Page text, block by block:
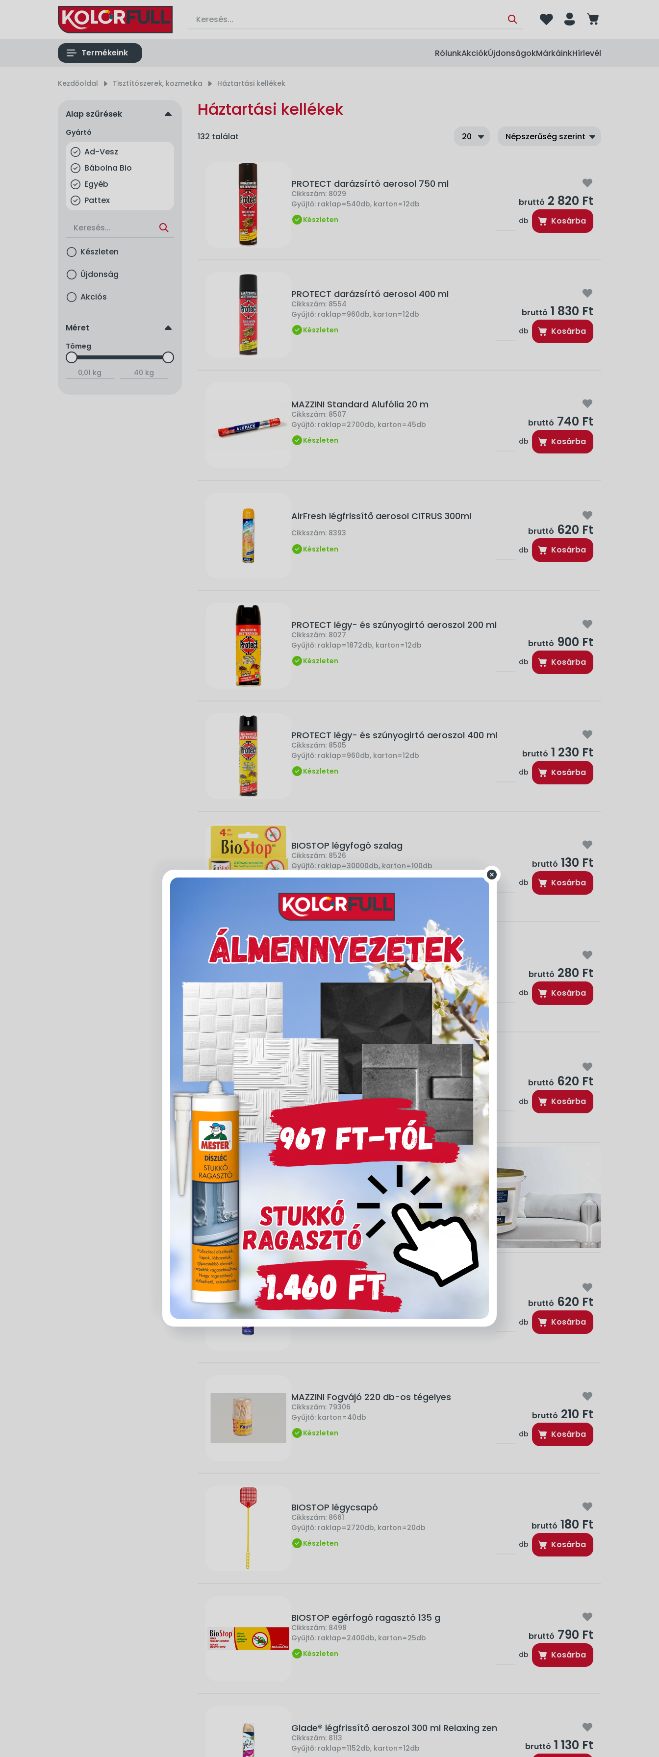
heart person cart
list Termékeink RólunkAkciókÚjdonságokMárkáinkHírlevél
Kezdőoldal right_small Tisztítószerek, kozmetika right_small Háztartási kellékek
Háztartási kellékek
132 találat
PROTECT darázsírtó aerosol 750 ml
Cikkszám: 8029
Gyűjtő: raklap=540db, karton=12db bruttó 2 820 Ft
Készleten db Kosárba
PROTECT darázsírtó aerosol 400 ml
Cikkszám: 8554
Gyűjtő: raklap=960db, karton=12db bruttó 1 830 Ft
Készleten db Kosárba
MAZZINI Standard Alufólia 20 m
Cikkszám: 8507
Gyűjtő: raklap=2700db, karton=45db bruttó 740 Ft
Készleten db Kosárba
AirFresh légfrissítő aerosol CITRUS 300ml
Cikkszám: 8393 bruttó 620 Ft
Készleten db Kosárba
PROTECT légy- és szúnyogirtó aeroszol 200 ml
Cikkszám: 8027
Gyűjtő: raklap=1872db, karton=12db bruttó 900 Ft
Készleten db Kosárba
PROTECT légy- és szúnyogirtó aeroszol 400 ml
Cikkszám: 8505
Gyűjtő: raklap=960db, karton=12db bruttó 1 230 Ft
Készleten db Kosárba
BIOSTOP légyfogó szalag
Cikkszám: 8526
Gyűjtő: raklap=30000db, karton=100db bruttó 130 Ft
db Kosárba
MAZZINI Frisspack 20 m
Cikkszám:8991
raklap=2160db, karton=35db bruttó 280 Ft
Készleten db Kosárba
AirFresh légfrissítő aerosol ÓCEÁN 300ml
Cikkszám:8394 bruttó 620 Ft
Készleten db Kosárba
AirFresh légfrissítő aerosol ORGONA 300ml
bruttó 620 Ft
Készleten db Kosárba
MAZZINI Fogvájó 220 db-os tégelyes
Cikkszám: 79306
Gyűjtő: karton=40db bruttó 210 Ft
Készleten db Kosárba
BIOSTOP légycsapó
Cikkszám: 8661
Gyűjtő: raklap=2720db, karton=20db bruttó 180 Ft
Készleten db Kosárba
BIOSTOP egérfogó ragasztó 135 g
Cikkszám: 8498
Gyűjtő: raklap=2400db, karton=25db bruttó 790 Ft
Készleten db Kosárba
Glade® légfrissítő aeroszol 300 ml Relaxing zen
Cikkszám: 8113
Gyűjtő: raklap=1152db, karton=12db bruttó 1 130 Ft
Alap szűrések up
Gyártó
Ad-Vesz
Bábolna Bio
Egyéb
Pattex
Készleten
Újdonság
Akciós
Méret up
Tömeg